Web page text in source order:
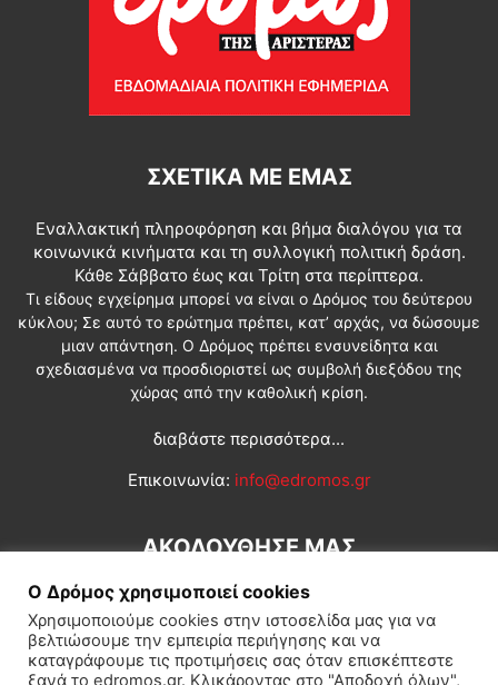
ΣΧΕΤΙΚΆ ΜΕ ΕΜΆΣ
Εναλλακτική πληροφόρηση και βήμα διαλόγου για τα
κοινωνικά κινήματα και τη συλλογική πολιτική δράση.
Κάθε Σάββατο έως και Τρίτη στα περίπτερα.
Τι είδους εγχείρημα μπορεί να είναι ο Δρόμος του δεύτερου
κύκλου; Σε αυτό το ερώτημα πρέπει, κατ’ αρχάς, να δώσουμε
μιαν απάντηση. Ο Δρόμος πρέπει ενσυνείδητα και
σχεδιασμένα να προσδιοριστεί ως συμβολή διεξόδου της
χώρας από την καθολική κρίση.
διαβάστε περισσότερα...
Επικοινωνία: info@edromos.gr
ΑΚΟΛΟΥΘΗΣΕ ΜΑΣ
Ο Δρόμος χρησιμοποιεί cookies
Χρησιμοποιούμε cookies στην ιστοσελίδα μας για να
βελτιώσουμε την εμπειρία περιήγησης και να
καταγράφουμε τις προτιμήσεις σας όταν επισκέπτεστε
ξανά το edromos.gr. Κλικάροντας στο "Αποδοχή όλων",